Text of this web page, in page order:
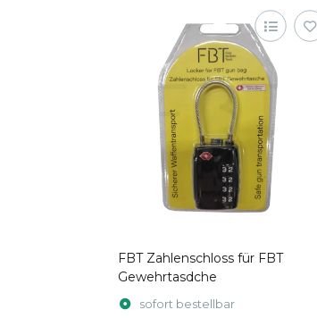
FBT Zahlenschloss für FBT
Gewehrtasdche
sofort bestellbar